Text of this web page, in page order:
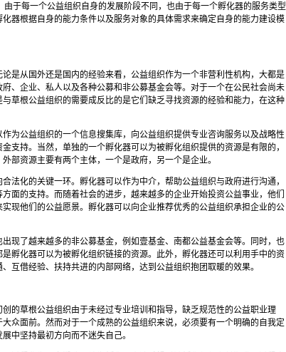
由于每一个公益组织自身的发展阶段不同，也由于每一个孵化器的服务类型
器根据自身的能力条件以及服务对象的具体需求来确定自身的能力建设模
是从国外还是国内的经验来看，公益组织作为一个非营利性机构，大都是
、企业、私人以及各种公募和非公募基金会等。对于一个在公民社会尚未
草根公益组织的需要成反比的是它们缺乏寻找资源的经验和能力，在这种
为公益组织的一个信息搜集库，向公益组织提供专业咨询服务以及战略性
支持。当然，单独的一个孵化器可以为被孵化组织提供的资源是有限的，
部资源主要有两个主体，一个是政府，另一个是企业。
法化的关键一环。孵化器可以作为中介，帮助公益组织与政府进行沟通，
面的支持。而随着社会的进步，越来越多的企业开始投资公益事业，他们
现他们的公益愿景。孵化器可以向企业推荐优秀的公益组织承担企业的公
现了越来越多的非公募基金，例如壹基金、南都公益基金会等。同时，也
孵化器可以为被孵化组织链接的资源。此外，孵化器还可以利用手中的资
互借经验、扶持共进的内部网络，达到公益组织抱团取暖的效果。
的草根公益组织由于未经过专业培训和指导，缺乏规范性的公益职业理
众面前。然而对于一个成熟的公益组织来说，必须要有一个明确的自我定
中坚持最初方向而不迷失自己。